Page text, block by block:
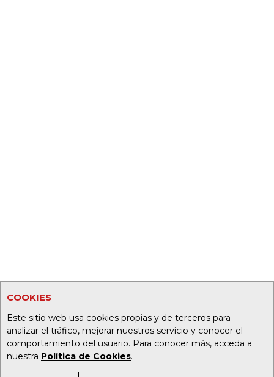
COOKIES
Este sitio web usa cookies propias y de terceros para
analizar el tráfico, mejorar nuestros servicio y conocer el
comportamiento del usuario. Para conocer más, acceda a
nuestra Política de Cookies.